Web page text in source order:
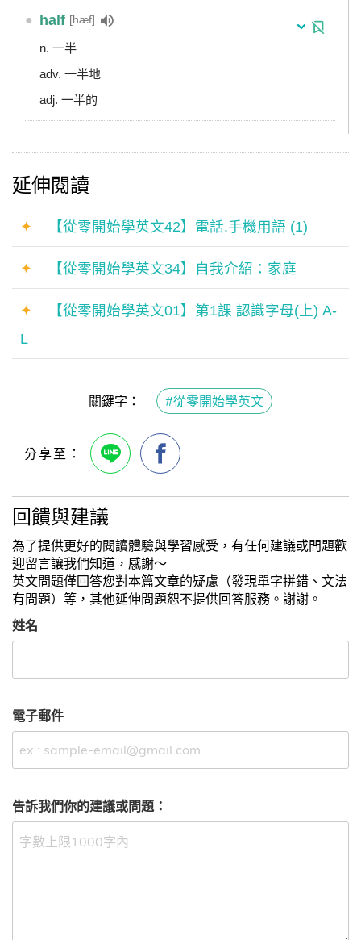
● half [hæf]
n. 一半
adv. 一半地
adj. 一半的
延伸閱讀
✦ 【從零開始學英文42】電話.手機用語 (1)
✦ 【從零開始學英文34】自我介紹：家庭
✦
【從零開始學英文01】第1課 認識字母(上) A-
L
關鍵字： #從零開始學英文
回饋與建議
為了提供更好的閱讀體驗與學習感受，有任何建議或問題歡
迎留言讓我們知道，感謝～
英文問題僅回答您對本篇文章的疑慮（發現單字拼錯、文法
有問題）等，其他延伸問題恕不提供回答服務。謝謝。
姓名
電子郵件
告訴我們你的建議或問題：